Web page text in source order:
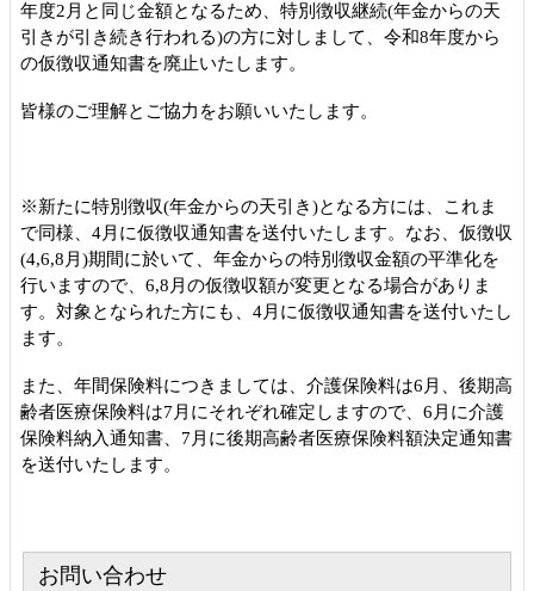
年度2月と同じ金額となるため、特別徴収継続(年金からの天
引きが引き続き行われる)の方に対しまして、令和8年度から
の仮徴収通知書を廃止いたします。
皆様のご理解とご協力をお願いいたします。
※新たに特別徴収(年金からの天引き)となる方には、これま
で同様、4月に仮徴収通知書を送付いたします。なお、仮徴収
(4,6,8月)期間に於いて、年金からの特別徴収金額の平準化を
行いますので、6,8月の仮徴収額が変更となる場合がありま
す。対象となられた方にも、4月に仮徴収通知書を送付いたし
ます。
また、年間保険料につきましては、介護保険料は6月、後期高
齢者医療保険料は7月にそれぞれ確定しますので、6月に介護
保険料納入通知書、7月に後期高齢者医療保険料額決定通知書
を送付いたします。
お問い合わせ